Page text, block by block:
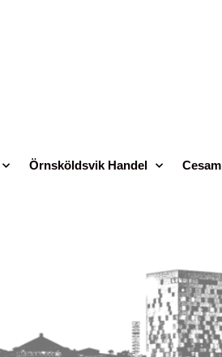
Örnsköldsvik Handel Cesam